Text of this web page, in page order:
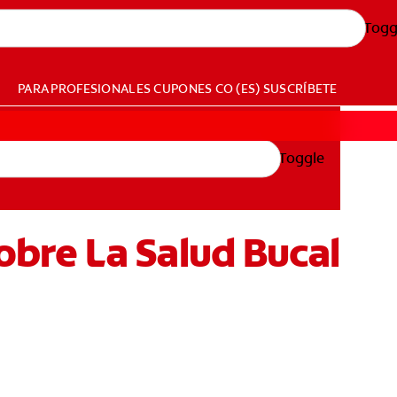
PARA PROFESIONALESCUPONES CO (ES) SUSCRÍBETE
Toggle
La Salud Bucal